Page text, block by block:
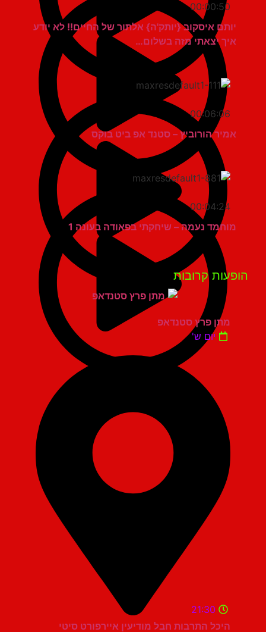
00:00:50
יותם איסקוב {יותק'ה} אלתור של החיים!! לא יודע
איך יצאתי מזה בשלום…
00:06:06
אמיר הורוביץ – סטנד אפ ביט בוקס
00:04:24
מוחמד נעמה – שיחקתי בפאודה בעונה 1
קרובות
מתן פרץ סטנדאפ
יום ש'
היכל התרבות חבל מודיעין איירפורט סיטי
21:30